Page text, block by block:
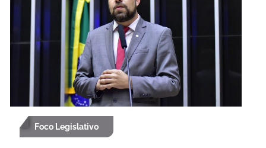
Foco Legislativo